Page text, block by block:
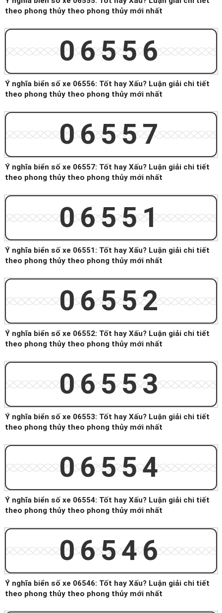
theo phong thủy theo phong thủy mới nhất
06556
Ý nghĩa biển số xe 06556: Tốt hay Xấu? Luận giải chi tiết
theo phong thủy theo phong thủy mới nhất
06557
Ý nghĩa biển số xe 06557: Tốt hay Xấu? Luận giải chi tiết
theo phong thủy theo phong thủy mới nhất
06551
Ý nghĩa biển số xe 06551: Tốt hay Xấu? Luận giải chi tiết
theo phong thủy theo phong thủy mới nhất
06552
Ý nghĩa biển số xe 06552: Tốt hay Xấu? Luận giải chi tiết
theo phong thủy theo phong thủy mới nhất
06553
Ý nghĩa biển số xe 06553: Tốt hay Xấu? Luận giải chi tiết
theo phong thủy theo phong thủy mới nhất
06554
Ý nghĩa biển số xe 06554: Tốt hay Xấu? Luận giải chi tiết
theo phong thủy theo phong thủy mới nhất
06546
Ý nghĩa biển số xe 06546: Tốt hay Xấu? Luận giải chi tiết
theo phong thủy theo phong thủy mới nhất